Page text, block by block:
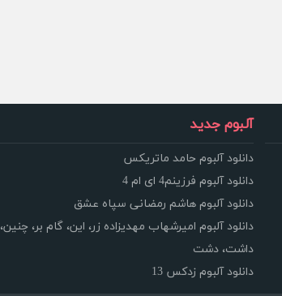
آلبوم جدید
دانلود آلبوم حامد ماتریکس
دانلود آلبوم فرزینم4 ای ام 4
دانلود آلبوم هاشم رمضانی سپاه عشق
دانلود آلبوم امیرشهاب مهدیزاده زر، این، گام بر، چنین،
داشت، دشت
دانلود آلبوم زدکس 13